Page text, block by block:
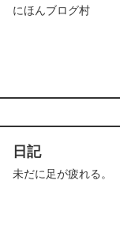
にほんブログ村
日記
未だに足が疲れる。